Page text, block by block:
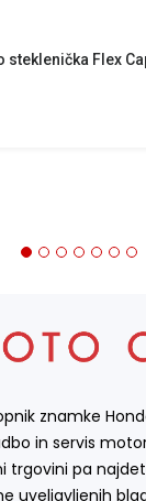
Flex
znamke
in servis
trgovini pa
uveljavljenih